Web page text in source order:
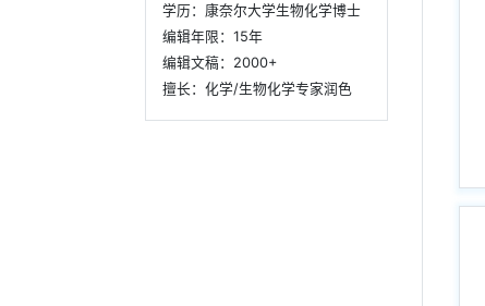
辑
学历：麻省理工大学材料科学与
技术博士
编辑年限：10年